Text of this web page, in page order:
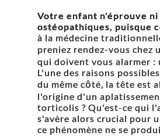
Votre enfant n'éprouve
ostéopathiques, puisque
à la médecine
preniez rendez-vous chez
qui doivent vous alarmer :
L'une des raisons
du même côté, la tête est
l'origine d'un
torticolis ? Qu'est-ce qui
s'avère alors crucial pour
ce phénomène ne se